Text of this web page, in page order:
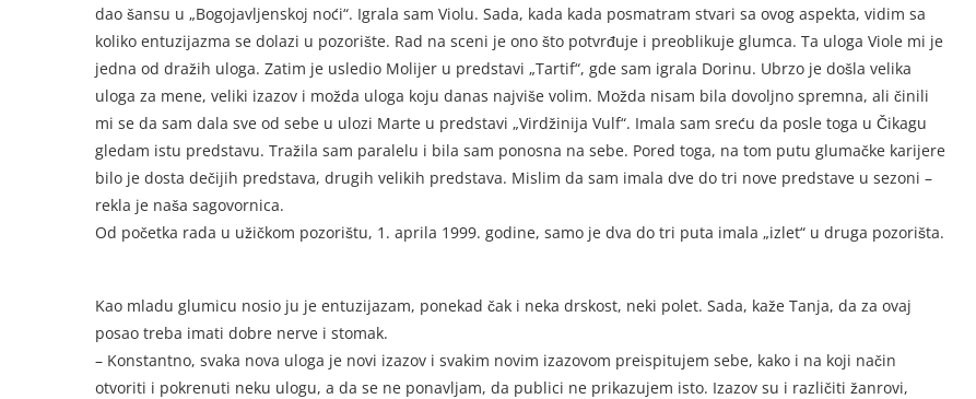
dao šansu u „Bogojavljenskoj noći“. Igrala sam Violu. Sada, kada kada posmatram stvari sa ovog aspekta, vidim sa
koliko entuzijazma se dolazi u pozorište. Rad na sceni je ono što potvrđuje i preoblikuje glumca. Ta uloga Viole mi je
jedna od dražih uloga. Zatim je usledio Molijer u predstavi „Tartif“, gde sam igrala Dorinu. Ubrzo je došla velika
uloga za mene, veliki izazov i možda uloga koju danas najviše volim. Možda nisam bila dovoljno spremna, ali činili
mi se da sam dala sve od sebe u ulozi Marte u predstavi „Virdžinija Vulf“. Imala sam sreću da posle toga u Čikagu
gledam istu predstavu. Tražila sam paralelu i bila sam ponosna na sebe. Pored toga, na tom putu glumačke karijere
bilo je dosta dečijih predstava, drugih velikih predstava. Mislim da sam imala dve do tri nove predstave u sezoni –
rekla je naša sagovornica.
Od početka rada u užičkom pozorištu, 1. aprila 1999. godine, samo je dva do tri puta imala „izlet“ u druga pozorišta.
Kao mladu glumicu nosio ju je entuzijazam, ponekad čak i neka drskost, neki polet. Sada, kaže Tanja, da za ovaj
posao treba imati dobre nerve i stomak.
– Konstantno, svaka nova uloga je novi izazov i svakim novim izazovom preispitujem sebe, kako i na koji način
otvoriti i pokrenuti neku ulogu, a da se ne ponavljam, da publici ne prikazujem isto. Izazov su i različiti žanrovi,